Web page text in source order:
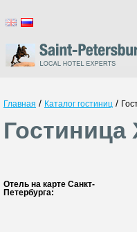
Главная / Каталог гостиниц /
Гостиница
Отель на карте Санкт-
Петербурга: